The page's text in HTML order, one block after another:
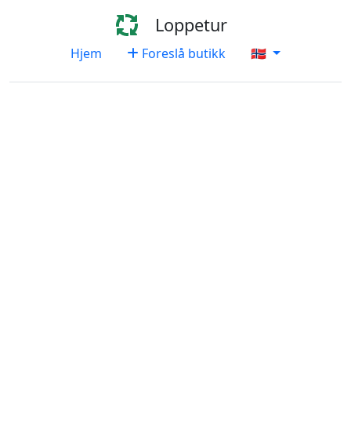
Loppetur
Hjem Foreslå butikk 🇳🇴